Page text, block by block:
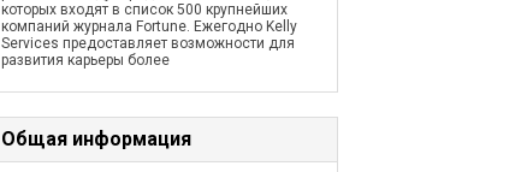
которых входят в список 500 крупнейших
компаний журнала Fortune. Ежегодно Kelly
Services предоставляет возможности для
развития карьеры более
Общая информация